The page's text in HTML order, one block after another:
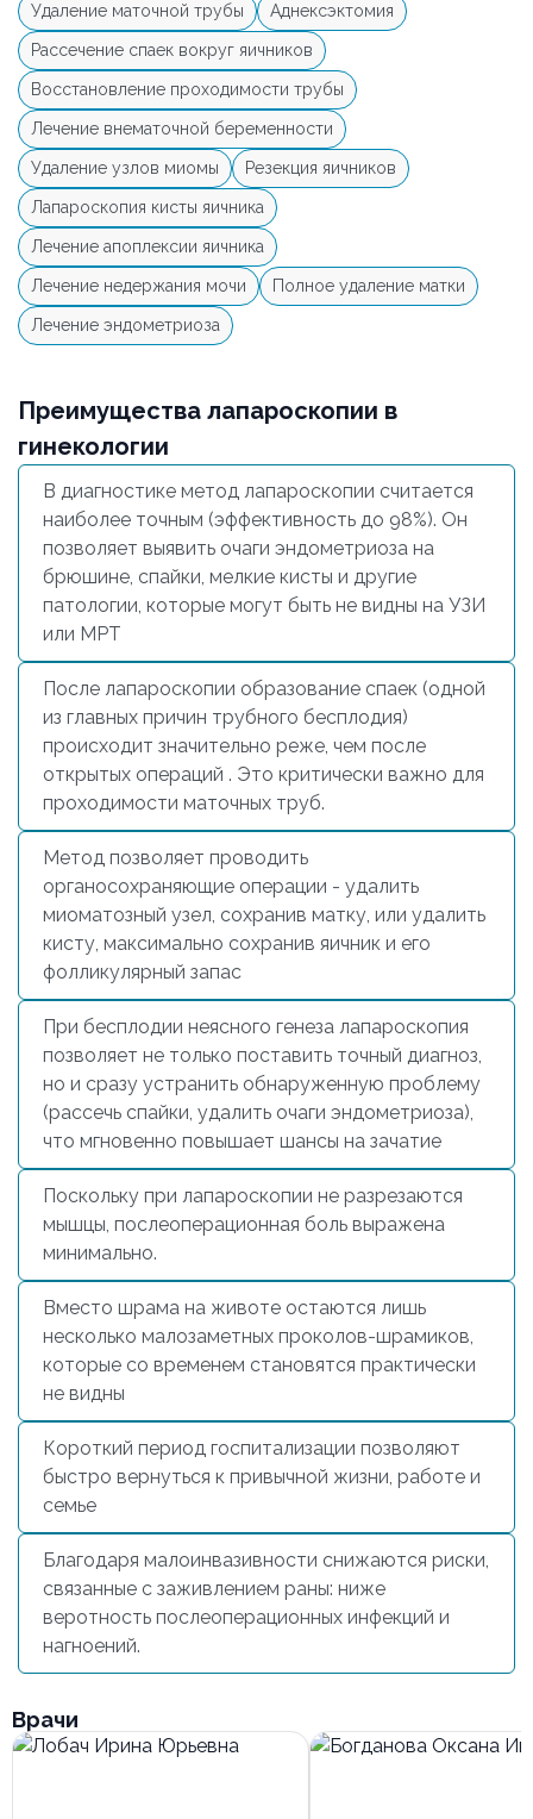
Удаление маточной трубы Аднексэктомия
Рассечение спаек вокруг яичников
Восстановление проходимости трубы
Лечение внематочной беременности
Удаление узлов миомы Резекция яичников
Лапароскопия кисты яичника
Лечение апоплексии яичника
Лечение недержания мочи Полное удаление матки
Лечение эндометриоза
Преимущества лапароскопии в
гинекологии
В диагностике метод лапароскопии считается
наиболее точным (эффективность до 98%). Он
позволяет выявить очаги эндометриоза на
брюшине, спайки, мелкие кисты и другие
патологии, которые могут быть не видны на УЗИ
или МРТ
После лапароскопии образование спаек (одной
из главных причин трубного бесплодия)
происходит значительно реже, чем после
открытых операций . Это критически важно для
проходимости маточных труб.
Метод позволяет проводить
органосохраняющие операции - удалить
миоматозный узел, сохранив матку, или удалить
кисту, максимально сохранив яичник и его
фолликулярный запас
При бесплодии неясного генеза лапароскопия
позволяет не только поставить точный диагноз,
но и сразу устранить обнаруженную проблему
(рассечь спайки, удалить очаги эндометриоза),
что мгновенно повышает шансы на зачатие
Поскольку при лапароскопии не разрезаются
мышцы, послеоперационная боль выражена
минимально.
Вместо шрама на животе остаются лишь
несколько малозаметных проколов-шрамиков,
которые со временем становятся практически
не видны
Короткий период госпитализации позволяют
быстро вернуться к привычной жизни, работе и
семье
Благодаря малоинвазивности снижаются риски,
связанные с заживлением раны: ниже
веротность послеоперационных инфекций и
нагноений.
Врачи